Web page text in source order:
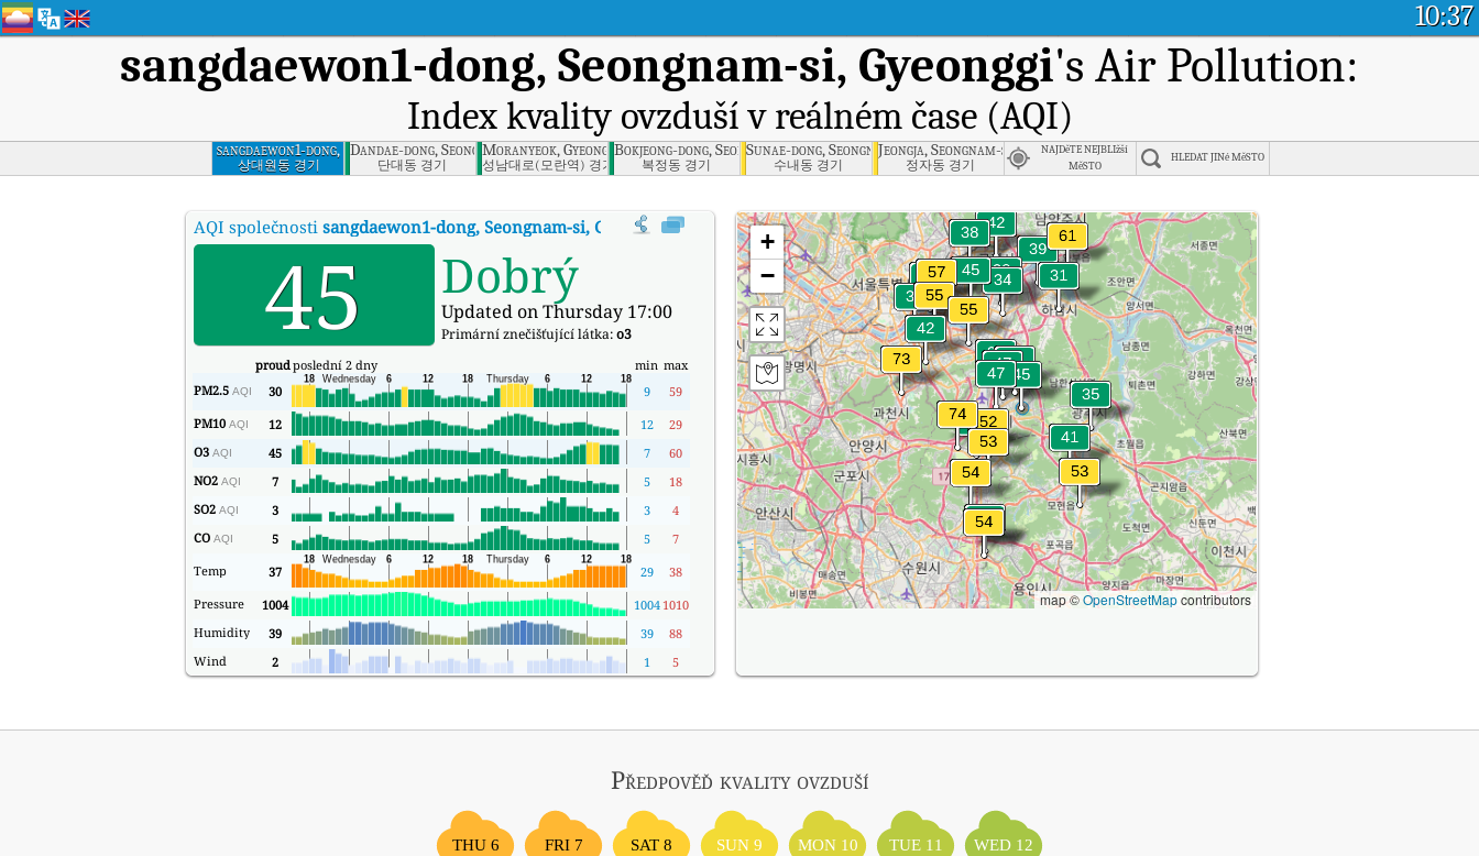
10:37
sangdaewon1-dong, Seongnam-si, Gyeonggi's Air Pollution:
Index kvality ovzduší v reálném čase (AQI)
sangdaewon1-dong,
Seongnam-si,
Gyeonggi
상대원동 경기
Dandae-dong, Seongnam-si, Gyeonggi
단대동 경기
Moranyeok, Gyeonggi
성남대로(모란역) 경기
Bokjeong-dong, Seongnam-si, Gyeonggi
복정동 경기
Sunae-dong, Seongnam-si, Gyeonggi
수내동 경기
Jeongja, Seongnam-si, Gyeonggi
정자동 경기
NAJDěTE NEJBLIžší
MěSTO
HLEDAT JINé MěSTO
AQI společnosti sangdaewon1-dong, Seongnam-si, Gyeonggi:Index kvality vzduchu v reálném čase (AQI) společnosti sangdaewon1-dong, Seongnam-si, Gyeonggi.
45 Dobrý
Updated on Thursday 17:00
Primární znečišťující látka:o3
proudposlední 2 dny min max
PM2.5 AQI 30 9
59
PM10 AQI 12 12
29
O3 AQI 45 7
60
NO2 AQI 7 5
18
SO2 AQI 3 3
4
CO AQI 5 5
7
Temp
37 29
38
Pressure
1004 1004 1010
Humidity
39 39
88
Wind
2 1 5
+
−
map ©OpenStreetMapcontributors
Předpověď kvality ovzduší
THU 6 FRI 7 SAT 8 SUN 9 MON 10 TUE 11 WED 12